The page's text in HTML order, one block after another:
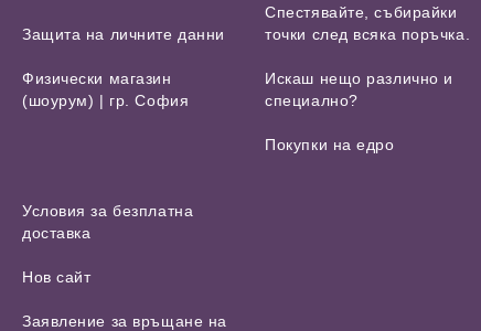
Защита на личните данни
Физически магазин
(шоурум) | гр. София
Спестявайте, събирайки
точки след всяка поръчка.
Искаш нещо различно и
специално?
Покупки на едро
Условия за безплатна
доставка
Нов сайт
Заявление за връщане на